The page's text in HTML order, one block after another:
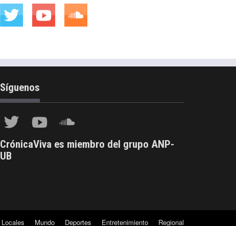
Síguenos
CrónicaViva es miembro del grupo ANP-
UB
Locales Mundo Deportes Entretenimiento Regional